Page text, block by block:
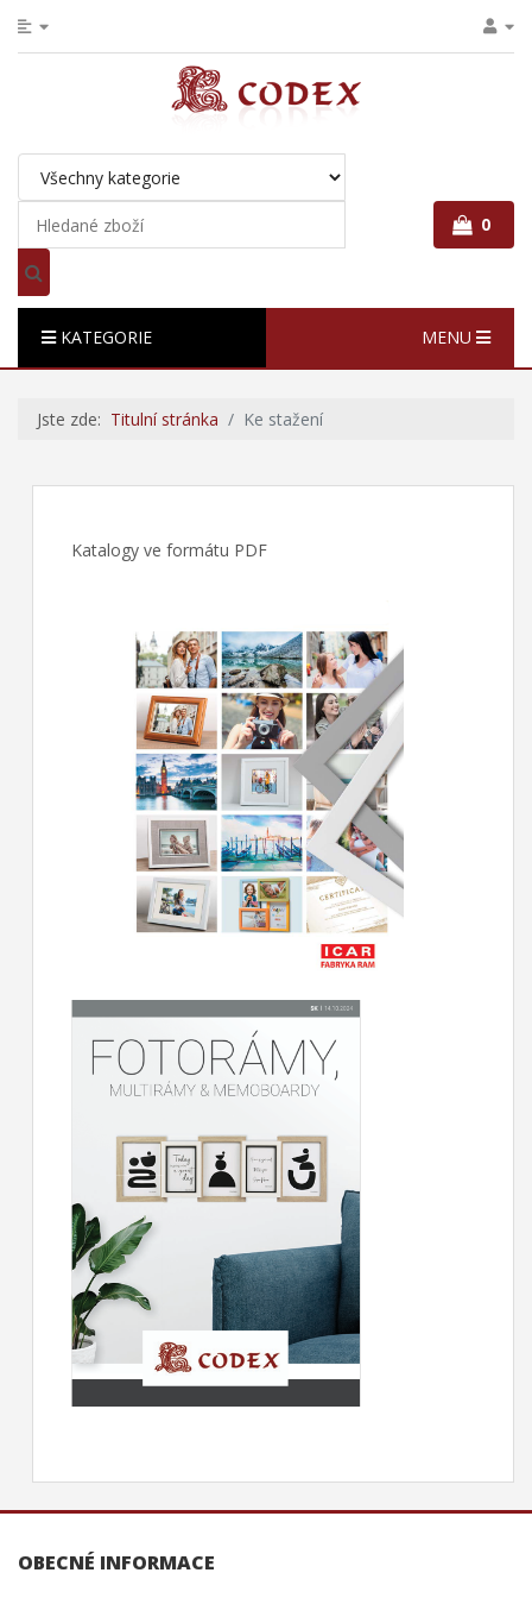
0
KATEGORIE MENU
Jste zde: Titulní stránka Ke stažení
Katalogy ve formátu PDF
OBECNÉ INFORMACE